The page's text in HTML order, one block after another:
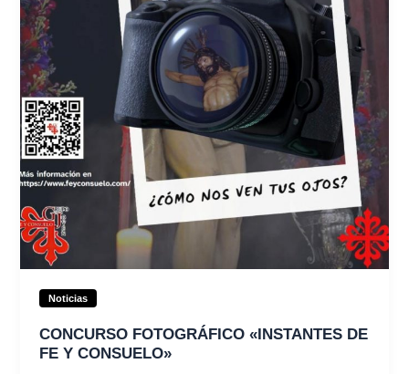
Noticias
CONCURSO FOTOGRÁFICO «INSTANTES DE
FE Y CONSUELO»